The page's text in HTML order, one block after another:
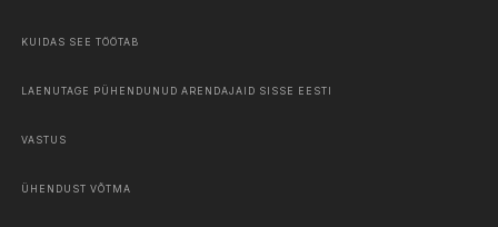
KUIDAS SEE TÖÖTAB
LAENUTAGE PÜHENDUNUD ARENDAJAID SISSE EESTI
VASTUS
ÜHENDUST VÕTMA